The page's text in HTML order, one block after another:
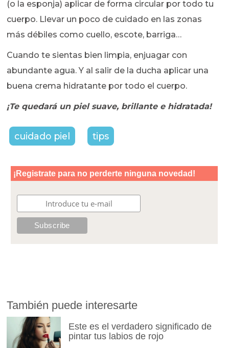
(o la esponja) aplicar de forma circular por todo tu
cuerpo. Llevar un poco de cuidado en las zonas
más débiles como cuello, escote, barriga…
Cuando te sientas bien limpia, enjuagar con
abundante agua. Y al salir de la ducha aplicar una
buena crema hidratante por todo el cuerpo.
¡Te quedará un piel suave, brillante e hidratada!
cuidado piel tips
También puede interesarte
Este es el verdadero significado de
pintar tus labios de rojo